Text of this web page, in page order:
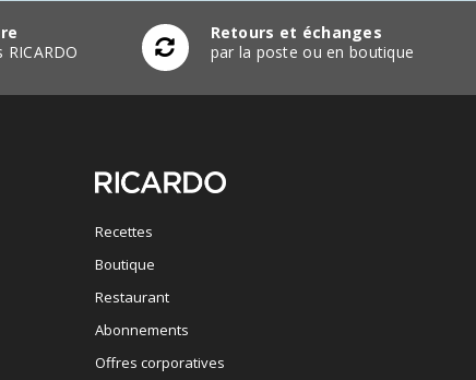
Retours et échanges
par la poste ou en boutique
Recettes
Boutique
Restaurant
Abonnements
Offres corporatives